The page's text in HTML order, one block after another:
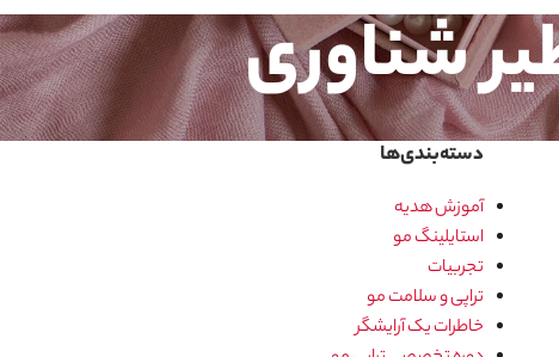
شناوری
دسته‌بندی‌ها
آموزش هدیه
استایلینگ مو
تجربیات
تراپی و سلامت مو
خاطرات یک آرایشگر